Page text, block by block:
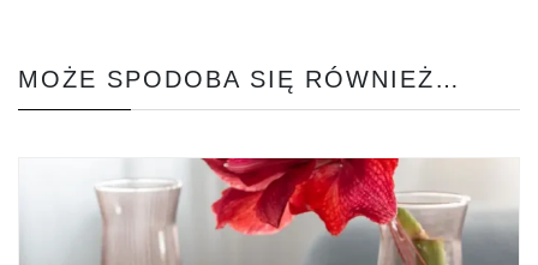
MOŻE SPODOBA SIĘ RÓWNIEŻ…